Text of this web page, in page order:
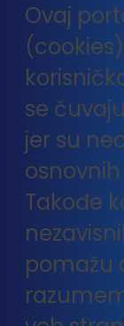
Ovaj
se
jer su
Takođe
pomažu